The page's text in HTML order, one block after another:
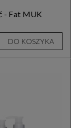
- Fat MUK
DO KOSZYKA